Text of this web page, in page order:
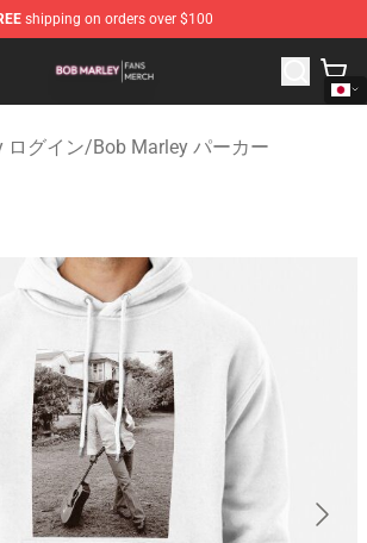
shipping on orders over $100
- Official Bob Marley Merchandise
ログイン/Bob Marley パーカー